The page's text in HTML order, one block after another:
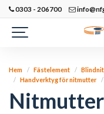
0303 - 206700
Hem Fästelement
Handverktyg för nitmutter